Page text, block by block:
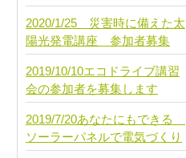
2020/1/25 災害時に備えた太
陽光発電講座 参加者募集
2019/10/10エコドライブ講習
会の参加者を募集します
2019/7/20あなたにもできる
ソーラーパネルで電気づくり